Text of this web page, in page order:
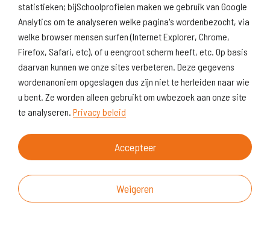
statistieken; bijSchoolprofielen maken we gebruik van Google
Analytics om te analyseren welke pagina's wordenbezocht, via
welke browser mensen surfen (Internet Explorer, Chrome,
Firefox, Safari, etc), of u eengroot scherm heeft, etc. Op basis
daarvan kunnen we onze sites verbeteren. Deze gegevens
wordenanoniem opgeslagen dus zijn niet te herleiden naar wie
u bent. Ze worden alleen gebruikt om uwbezoek aan onze site
te analyseren. Privacy beleid
Accepteer
Weigeren